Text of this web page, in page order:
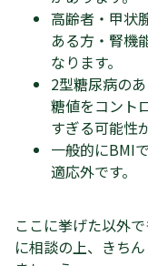
高齢者・甲状
ある方・腎機
なります。
2型糖尿病の
糖値をコント
すぎる可能性
一般的にBMI
適応外です。
ここに挙げた以外
に相談の上、きち